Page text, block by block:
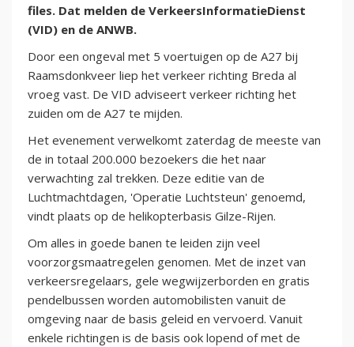
files. Dat melden de VerkeersInformatieDienst
(VID) en de ANWB.
Door een ongeval met 5 voertuigen op de A27 bij
Raamsdonkveer liep het verkeer richting Breda al
vroeg vast. De VID adviseert verkeer richting het
zuiden om de A27 te mijden.
Het evenement verwelkomt zaterdag de meeste van
de in totaal 200.000 bezoekers die het naar
verwachting zal trekken. Deze editie van de
Luchtmachtdagen, 'Operatie Luchtsteun' genoemd,
vindt plaats op de helikopterbasis Gilze-Rijen.
Om alles in goede banen te leiden zijn veel
voorzorgsmaatregelen genomen. Met de inzet van
verkeersregelaars, gele wegwijzerborden en gratis
pendelbussen worden automobilisten vanuit de
omgeving naar de basis geleid en vervoerd. Vanuit
enkele richtingen is de basis ook lopend of met de